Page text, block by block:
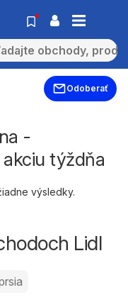
Odoberať
-
týždňa
výsledky.
Lidl